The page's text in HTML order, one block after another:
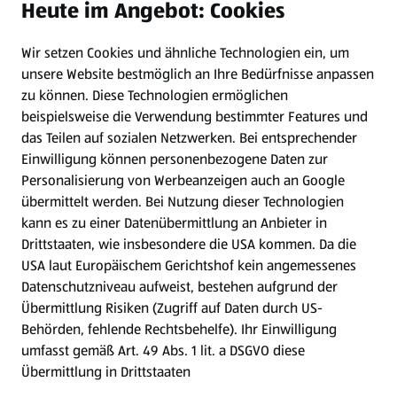
Newsletter
WhatsApp
Gewinnspiele
Mein HOFER. Meine Einkäufe.
Meine Meinung. Mein HOFER.
Gutscheingroßbestellung
(öffnet in einem neuen Tab)
Folge uns hier:
Jetzt die HOFER App downloaden
Heute im Angebot: Cookies
Wir setzen Cookies und ähnliche Technologien ein, um
unsere Website bestmöglich an Ihre Bedürfnisse anpassen
zu können. Diese Technologien ermöglichen
beispielsweise die Verwendung bestimmter Features und
das Teilen auf sozialen Netzwerken. Bei entsprechender
Einwilligung können personenbezogene Daten zur
Personalisierung von Werbeanzeigen auch an Google
übermittelt werden. Bei Nutzung dieser Technologien
kann es zu einer Datenübermittlung an Anbieter in
Drittstaaten, wie insbesondere die USA kommen. Da die
USA laut Europäischem Gerichtshof kein angemessenes
Datenschutzniveau aufweist, bestehen aufgrund der
Übermittlung Risiken (Zugriff auf Daten durch US-
Behörden, fehlende Rechtsbehelfe). Ihr Einwilligung
umfasst gemäß Art. 49 Abs. 1 lit. a DSGVO diese
Übermittlung in Drittstaaten